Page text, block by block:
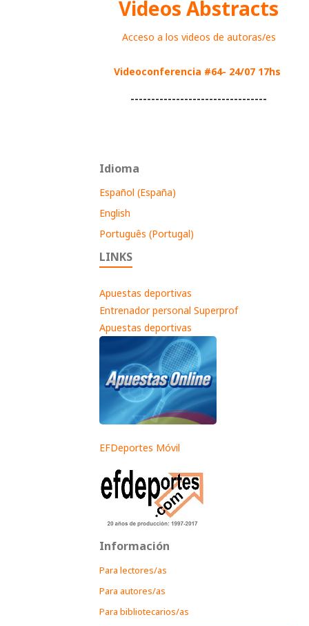
Videos Abstracts
Acceso a los videos de autoras/es
Videoconferencia #64- 24/07 17hs
---------------------------------
Idioma
Español (España)
English
Português (Portugal)
LINKS
Apuestas deportivas
Entrenador personal Superprof
Apuestas deportivas
EFDeportes Móvil
Información
Para lectores/as
Para autores/as
Para bibliotecarios/as